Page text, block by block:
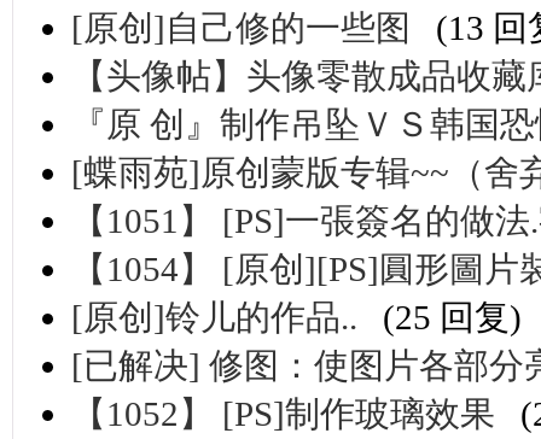
[原创]自己修的一些图
(13 回
【头像帖】头像零散成品收
『原 创』制作吊坠ＶＳ韩国
[蝶雨苑]原创蒙版专辑~~（舍
【1051】 [PS]一張簽名的做
【1054】 [原创][PS]圓形圖片
[原创]铃儿的作品..
(25 回复)
[已解决] 修图：使图片各部分
【1052】 [PS]制作玻璃效果